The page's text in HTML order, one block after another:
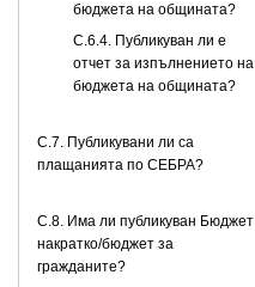
бюджета на общината?
С.6.4. Публикуван ли е
отчет за изпълнението на
бюджета на общината?
С.7. Публикувани ли са
плащанията по СЕБРА?
С.8. Има ли публикуван Бюджет
накратко/бюджет за
гражданите?